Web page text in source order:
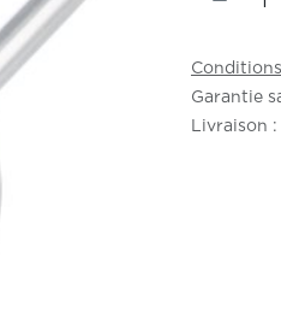
Garantie
Livraison